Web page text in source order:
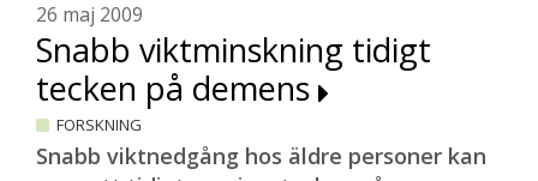
26 maj 2009
Snabb viktminskning tidigt
tecken på demens
FORSKNING
Snabb viktnedgång hos äldre personer kan